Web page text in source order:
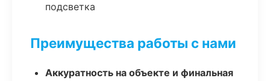
подсветка
Преимущества работы с нами
Аккуратность на объекте и финальная